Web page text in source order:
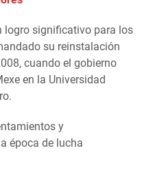
logro significativo para los
su reinstalación
cuando el gobierno
en la Universidad
y
época de lucha